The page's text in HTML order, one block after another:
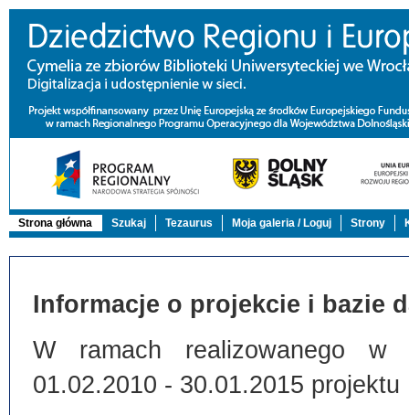
Strona główna Szukaj Tezaurus Moja galeria / Loguj Strony
Informacje o projekcie i bazie
W ramach realizowanego w
01.02.2010 - 30.01.2015 projektu